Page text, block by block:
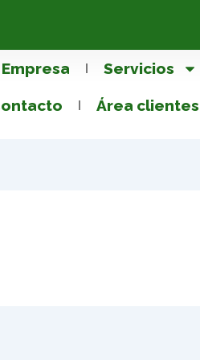
Empresa Servicios
Área clientes